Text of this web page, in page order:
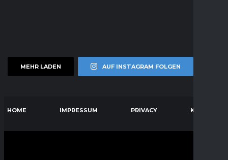
MEHR LADEN AUF INSTAGRAM FOLGEN
HOME IMPRESSUM PRIVACY KONTAKT